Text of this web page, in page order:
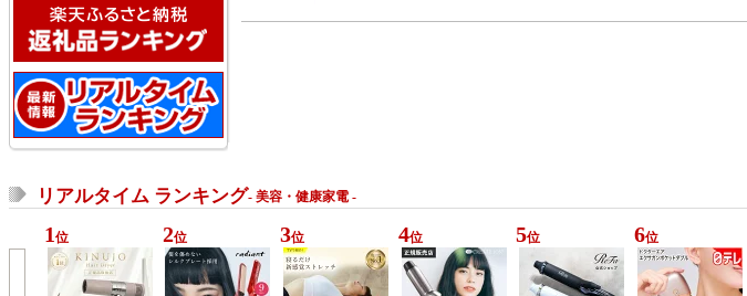
リアルタイム ランキング- 美容・健康家電 -
1 位 2位 3位 4位 5位 6位